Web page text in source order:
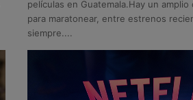
películas en Guatemala.Hay un
para maratonear, entre estrenos
siempre....